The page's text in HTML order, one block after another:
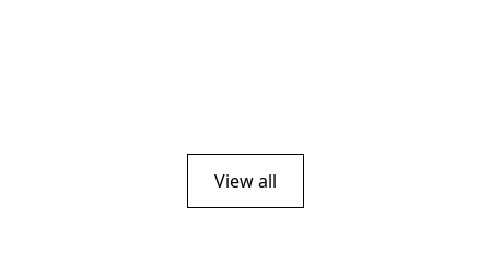
View all